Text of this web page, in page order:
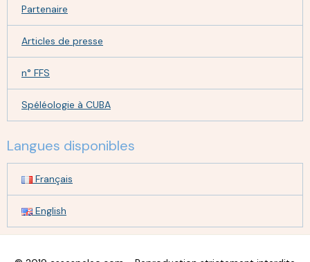
Partenaire
Articles de presse
n° FFS
Spéléologie à CUBA
Langues disponibles
Français
English